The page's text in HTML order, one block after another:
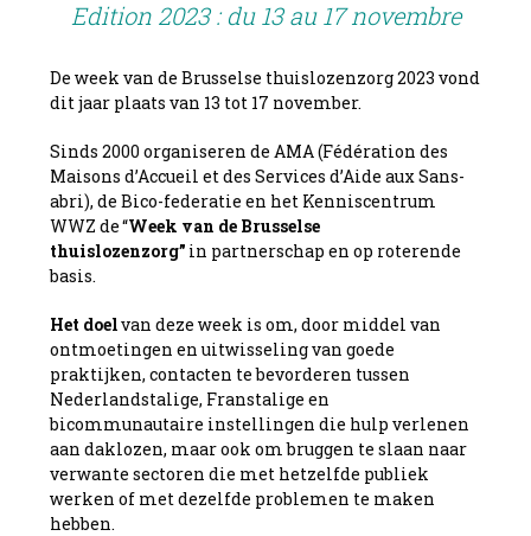
Edition
du
13
17
novembre2023
editie
:
van
13
17
november
Edition 2023 : du 13 au 17 novembre
De week van de Brusselse thuislozenzorg 2023 vond
dit jaar plaats van 13 tot 17 november.
Sinds 2000 organiseren de AMA (Fédération des
Maisons d’Accueil et des Services d’Aide aux Sans-
abri), de Bico-federatie en het Kenniscentrum
WWZ de “Week van de Brusselse
thuislozenzorg” in partnerschap en op roterende
basis.
Het doelvan deze week is om, door middel van
ontmoetingen en uitwisseling van goede
praktijken, contacten te bevorderen tussen
Nederlandstalige, Franstalige en
bicommunautaire instellingen die hulp verlenen
aan daklozen, maar ook om bruggen te slaan naar
verwante sectoren die met hetzelfde publiek
werken of met dezelfde problemen te maken
hebben.